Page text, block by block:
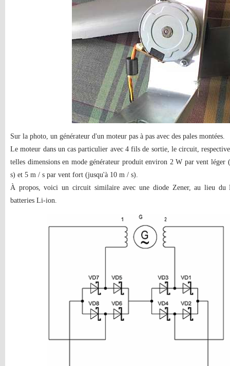
Sur la photo, un générateur d'un moteur pas à pas avec des pales montées.
Le moteur dans un cas particulier avec 4 fils de sortie, le circuit,
telles dimensions en mode générateur produit environ 2 W par vent
s) et 5 m / s par vent fort (jusqu'à 10 m / s).
À propos, voici un circuit similaire avec une diode Zener, au lieu du
batteries Li-ion.